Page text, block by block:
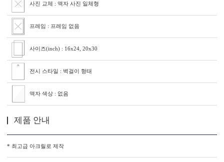
사진 교체 : 액자 사진 일체형
프레임 : 프레임 없음
사이즈(inch) : 16x24, 20x30
전시 스타일 : 벽걸이 형태
액자 색상 : 없음
제품 안내
* 최고급 아크릴로 제작